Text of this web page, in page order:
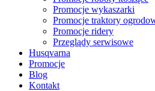
Promocje wykaszarki
Promocje traktory
Promocje ridery
Przeglądy serwisowe
Husqvarna
Promocje
Blog
Kontakt